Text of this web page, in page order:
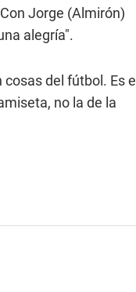
Jorge (Almirón)
alegría".
del fútbol. Es el
no la de la